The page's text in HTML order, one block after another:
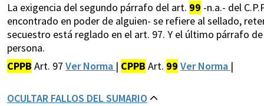
La exigencia del segundo párrafo del art. 99 -n.a.- del
encontrado en poder de alguien- se refiere al sellado,
secuestro está reglado en el art. 97. Y el último párrafo
persona.
CPPB Art. 97 Ver Norma | CPPB Art. 99 Ver Norma |
OCULTAR FALLOS DEL SUMARIO